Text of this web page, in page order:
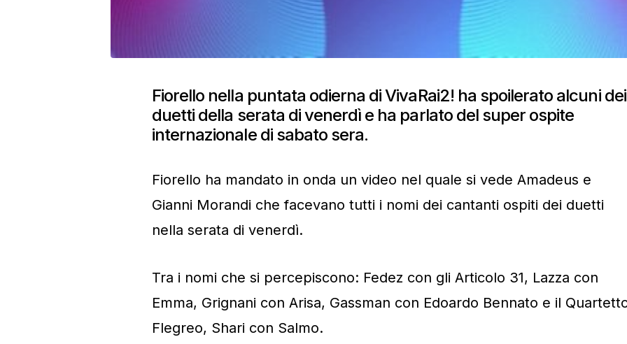
Fiorello nella puntata odierna di VivaRai2! ha spoilerato alcuni dei
duetti della serata di venerdì e ha parlato del super ospite
internazionale di sabato sera.
Fiorello ha mandato in onda un video nel quale si vede Amadeus e
Gianni Morandi che facevano tutti i nomi dei cantanti ospiti dei duetti
nella serata di venerdì.
Tra i nomi che si percepiscono: Fedez con gli Articolo 31, Lazza con
Emma, Grignani con Arisa, Gassman con Edoardo Bennato e il
Flegreo, Shari con Salmo.